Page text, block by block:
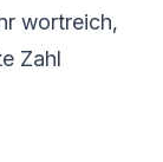
wortreich,
Zahl